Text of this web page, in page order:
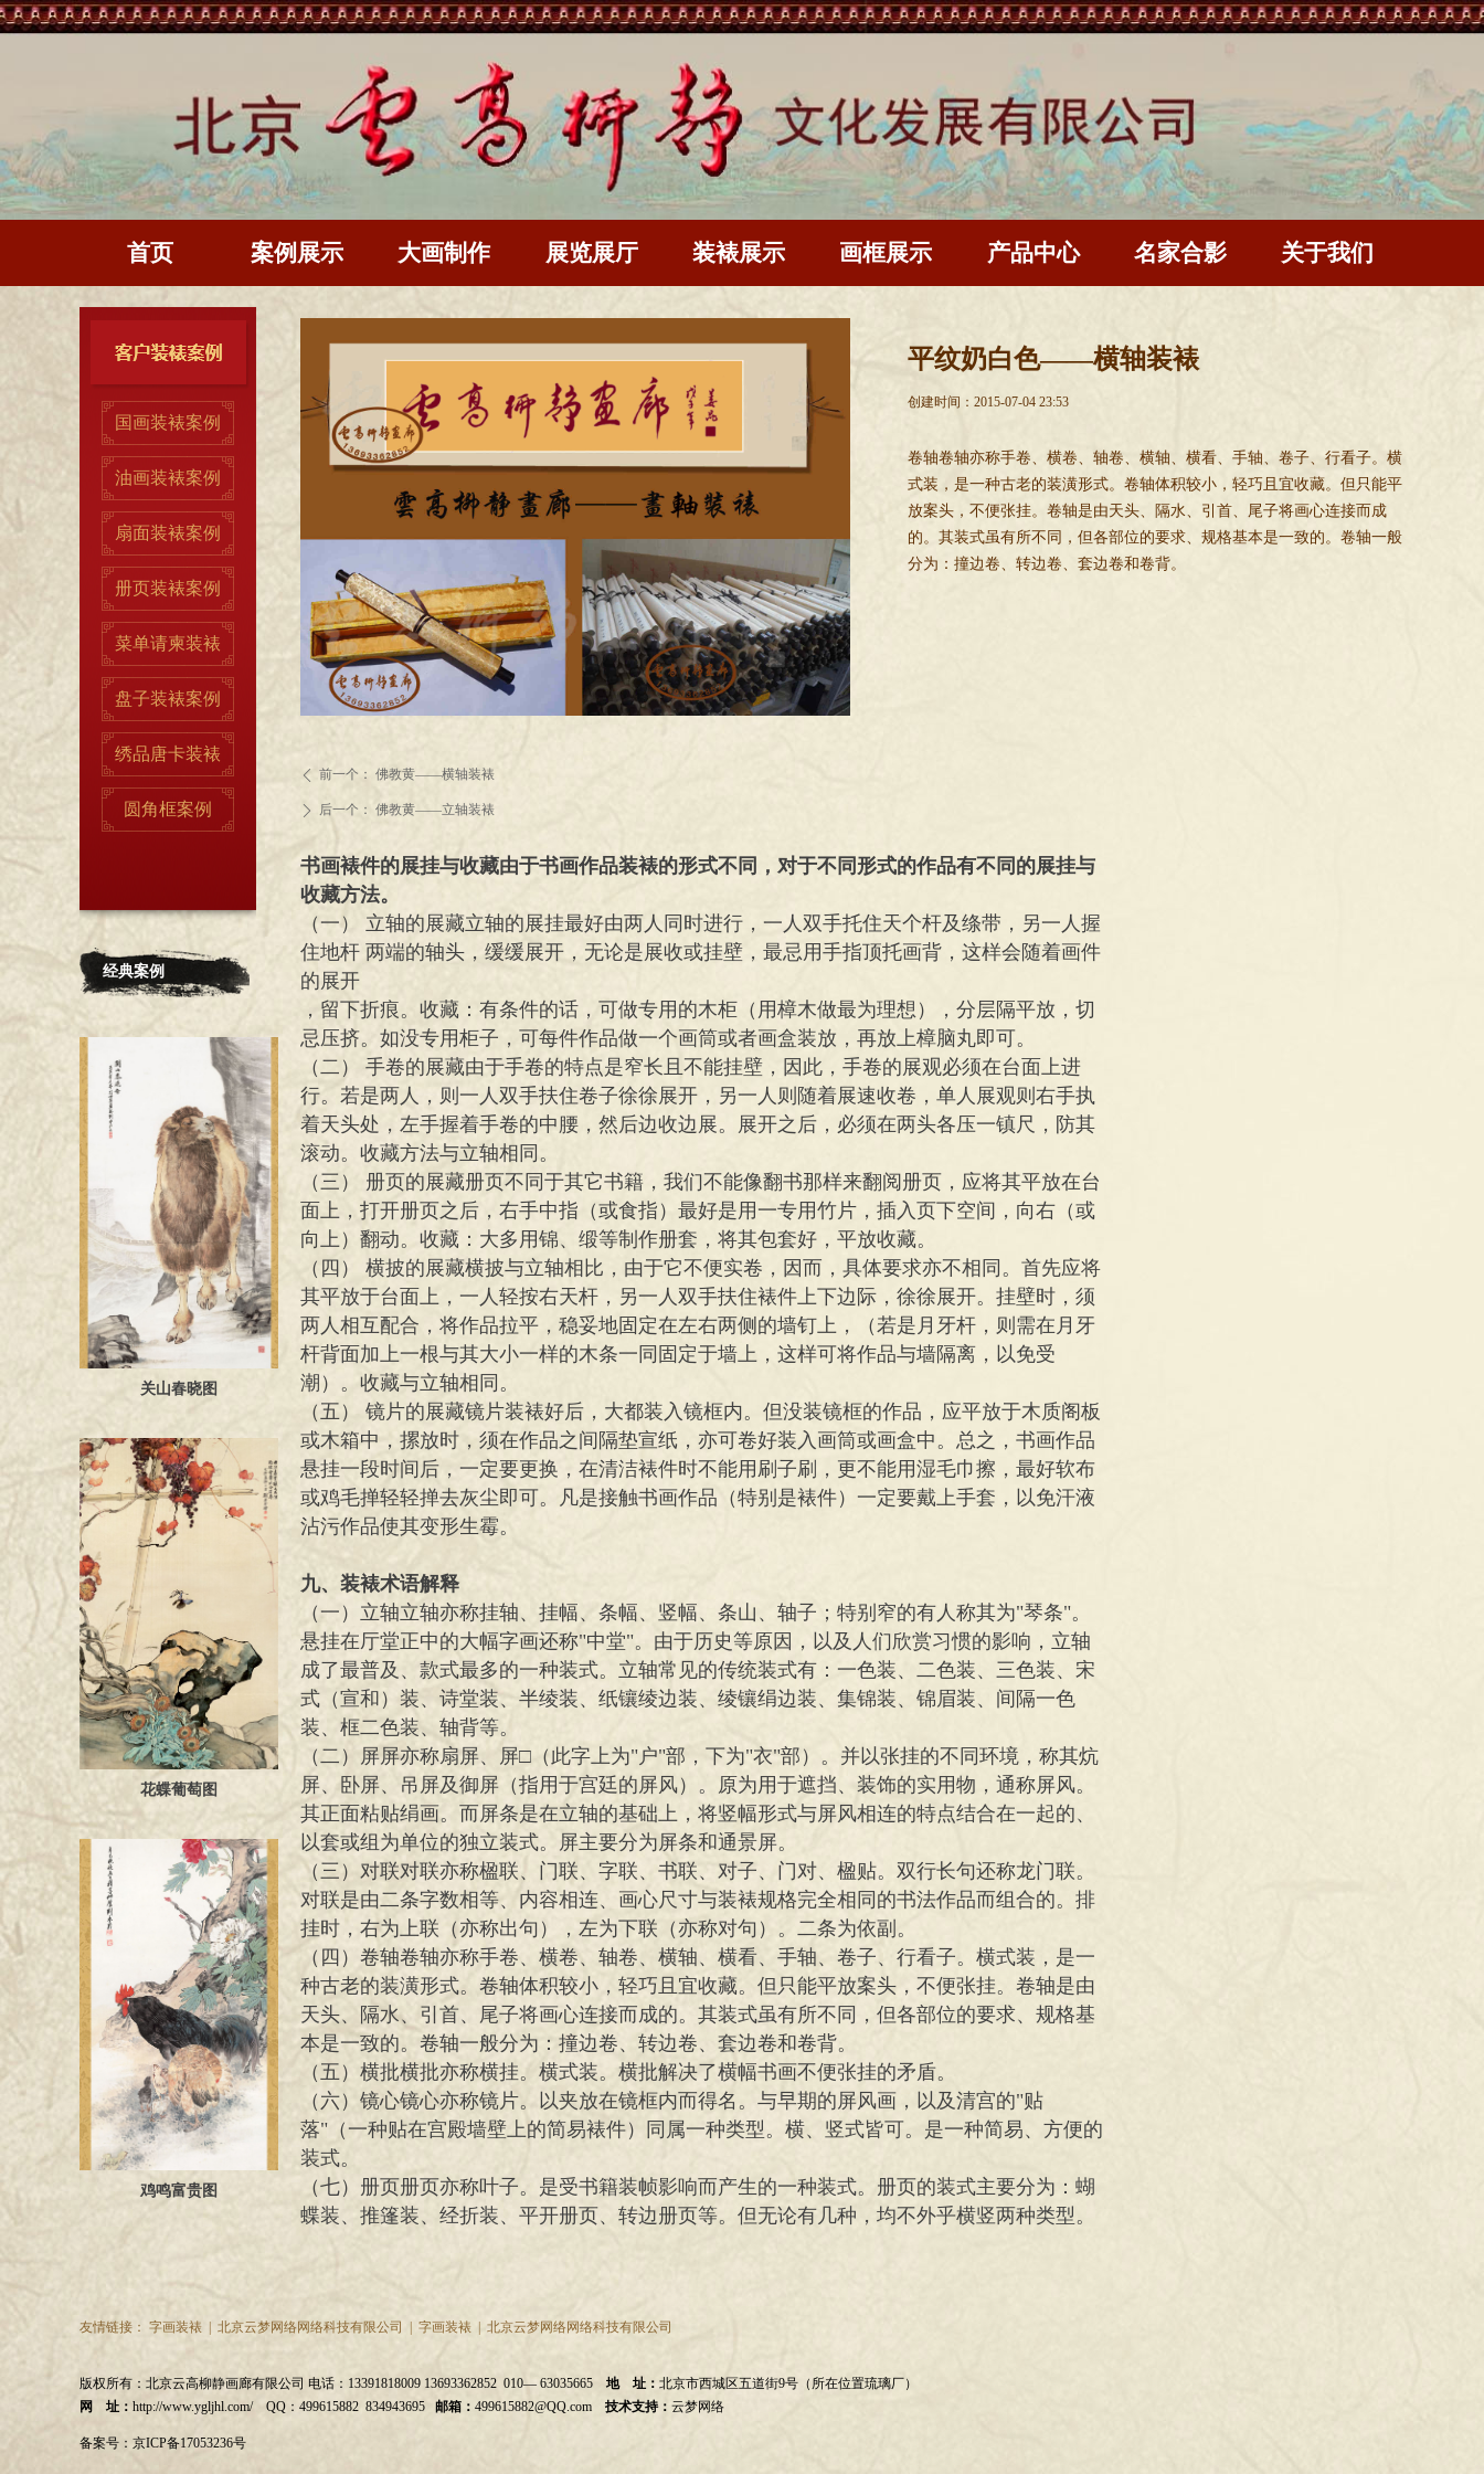
首页 案例展示 大画制作 展览展厅 装裱展示 画框展示 产品中心 名家合影 关于我们
国画装裱案例
油画装裱案例
扇面装裱案例
册页装裱案例
菜单请柬装裱
盘子装裱案例
绣品唐卡装裱
圆角框案例
经典案例
关山春晓图
花蝶葡萄图
鸡鸣富贵图
平纹奶白色——横轴装裱
创建时间： 2015-07-04 23:53
卷轴卷轴亦称手卷、横卷、轴卷、横轴、横看、手轴、卷子、行看子。横
式装，是一种古老的装潢形式。卷轴体积较小，轻巧且宜收藏。但只能平
放案头，不便张挂。卷轴是由天头、隔水、引首、尾子将画心连接而成
的。其装式虽有所不同，但各部位的要求、规格基本是一致的。卷轴一般
分为：撞边卷、转边卷、套边卷和卷背。
书画裱件的展挂与收藏由于书画作品装裱的形式不同，对于不同形式的作品有不同的展挂与
收藏方法。
（一） 立轴的展藏立轴的展挂最好由两人同时进行，一人双手托住天个杆及绦带，另一人握
住地杆 两端的轴头，缓缓展开，无论是展收或挂壁，最忌用手指顶托画背，这样会随着画件
的展开
，留下折痕。收藏：有条件的话，可做专用的木柜（用樟木做最为理想），分层隔平放，切
忌压挤。如没专用柜子，可每件作品做一个画筒或者画盒装放，再放上樟脑丸即可。
（二） 手卷的展藏由于手卷的特点是窄长且不能挂壁，因此，手卷的展观必须在台面上进
行。若是两人，则一人双手扶住卷子徐徐展开，另一人则随着展速收卷，单人展观则右手执
着天头处 ，左手握着手卷的中腰，然后边收边展。展开之后，必须在两头各压一镇尺，防其
滚动。收藏方法与立轴相同。
（三） 册页的展藏册页不同于其它书籍，我们不能像翻书那样来翻阅册页，应将其平放在台
面上，打开册页之后，右手中指（或食指）最好是用一专用竹片，插入页下空间，向右（或
向上） 翻动。收藏：大多用锦、缎等制作册套，将其包套好，平放收藏。
（四） 横披的展藏横披与立轴相比，由于它不便实卷，因而，具体要求亦不相同。首先应将
其平放于台面上，一人轻按右天杆，另一人双手扶住裱件上下边际，徐徐展开。挂壁时，须
两人相互配合，将作品拉平，稳妥地固定在左右两侧的墙钉上，（若是月牙杆，则需在月牙
杆背面加上一根与其大小一样的木条一同固定于墙上，这样可将作品与墙隔离，以免受
潮）。收藏与立轴相同。
（五） 镜片的展藏镜片装裱好后，大都装入镜框内。但没装镜框的作品，应平放于木质阁板
或木箱中，摞放时，须在作品之间隔垫宣纸，亦可卷好装入画筒或画盒中。总之，书画作品
悬挂一段时间后，一定要更换，在清洁裱件时不能用刷子刷，更不能用湿毛巾擦，最好软布
或鸡毛掸轻轻掸去灰尘即可。凡是接触书画作品（特别是裱件）一定要戴上手套，以免汗液
沾污作品使其变形生霉。
九、装裱术语解释
（一）立轴立轴亦称挂轴、挂幅、条幅、竖幅、条山、轴子；特别窄的有人称其为"琴条"。
悬挂在厅堂正中的大幅字画还称"中堂"。由于历史等原因，以及人们欣赏习惯的影响，立轴
成了最普及、款式最多的一种装式。立轴常见的传统装式有：一色装、二色装、三色装、宋
式（宣和）装、诗堂装、半绫装、纸镶绫边装、绫镶绢边装、集锦装、锦眉装、间隔一色
装、框二色装、轴背等。
（二）屏屏亦称扇屏、屏□（此字上为"户"部，下为"衣"部）。并以张挂的不同环境，称其炕
屏、卧屏、吊屏及御屏（指用于宫廷的屏风）。原为用于遮挡、装饰的实用物，通称屏风。
其正面粘贴绢画。而屏条是在立轴的基础上，将竖幅形式与屏风相连的特点结合在一起的、
以套或组为单位的独立装式。屏主要分为屏条和通景屏。
（三）对联对联亦称楹联、门联、字联、书联、对子、门对、楹贴。双行长句还称龙门联。
对联是由二条字数相等、内容相连、画心尺寸与装裱规格完全相同的书法作品而组合的。排
挂时， 右为上联（亦称出句），左为下联（亦称对句）。二条为依副。
（四）卷轴卷轴亦称手卷、横卷、轴卷、横轴、横看、手轴、卷子、行看子。横式装，是一
种古老的装潢形式。卷轴体积较小，轻巧且宜收藏。但只能平放案头，不便张挂。卷轴是由
天头、
隔水、引首、尾子将画心连接而成的。其装式虽有所不同，但各部位的要求、规格基
本是一致的。卷轴一般分为：撞边卷、转边卷、套边卷和卷背。
（五）横批横批亦称横挂。横式装。横批解决了横幅书画不便张挂的矛盾。
（六）镜心镜心亦称镜片。以夹放在镜框内而得名。与早期的屏风画，以及清宫的"贴
落"（一种贴在宫殿墙壁上的简易裱件）同属一种类型。横、竖式皆可。是一种简易、方便的
装式。
（七）册页册页亦称叶子。是受书籍装帧影响而产生的一种装式。册页的装式主要分为：蝴
蝶装、推篷装、经折装、平开册页、转边册页等。但无论有几种，均不外乎横竖两种类型。
ꄴ 前一个： 佛教黄——横轴装裱
ꄲ 后一个： 佛教黄——立轴装裱
友情链接： 字画装裱 | 北京云梦网络网络科技有限公司 | 字画装裱 | 北京云梦网络网络科技有限公司
版权所有：北京云高柳静画廊有限公司 电话：13391818009 13693362852 010— 63035665地 址： 北京市西城区五道街9号（所在位置琉璃厂）
网 址： http://www.ygljhl.com/ QQ：499615882 834943695 邮箱： 499615882@QQ.com 技术支持： 云梦网络
备案号： 京ICP备17053236号